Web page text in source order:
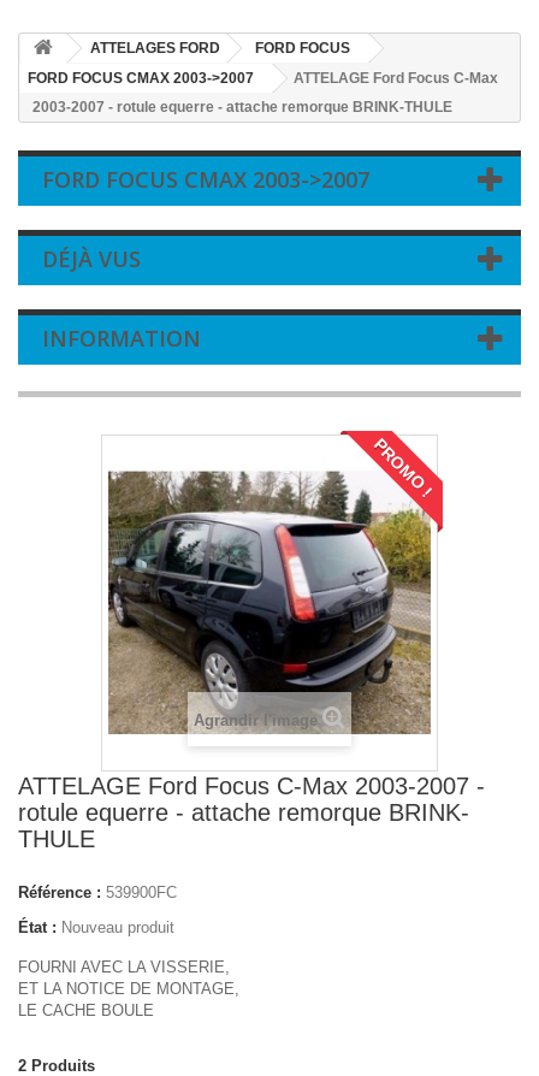
ATTELAGES FORD
FORD FOCUS
FORD FOCUS CMAX 2003->2007
ATTELAGE Ford Focus C-Max
2003-2007 - rotule equerre - attache remorque BRINK-THULE
FORD FOCUS CMAX 2003->2007
DÉJÀ VUS
INFORMATION
PROMO !
Agrandir l'image
ATTELAGE Ford Focus C-Max 2003-2007 -
rotule equerre - attache remorque BRINK-
THULE
Référence : 539900FC
État : Nouveau produit
FOURNI AVEC LA VISSERIE,
ET LA NOTICE DE MONTAGE,
LE CACHE BOULE
2 Produits